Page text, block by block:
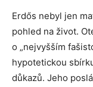
Erdős nebyl jen
pohled na život.
o „nejvyšším
hypotetickou
důkazů. Jeho